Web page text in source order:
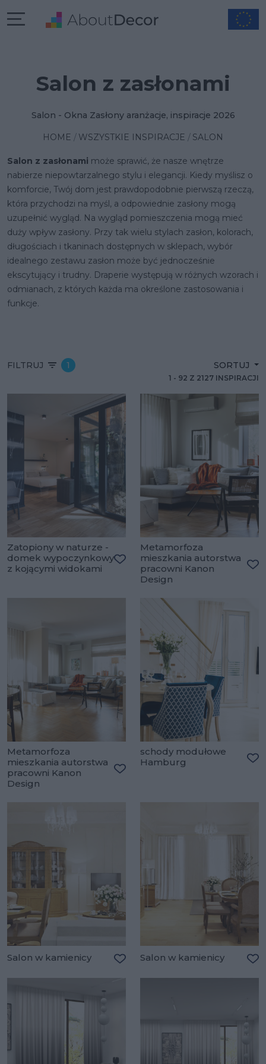
Salon z zasłonami
Salon - Okna Zasłony aranżacje, inspiracje 2026
HOME WSZYSTKIE INSPIRACJE SALON
Salon z zasłonami może sprawić, że nasze wnętrze
nabierze niepowtarzalnego stylu i elegancji. Kiedy myślisz o
komforcie, Twój dom jest prawdopodobnie pierwszą rzeczą,
która przychodzi na myśl, a odpowiednie zasłony mogą
uzupełnić wygląd. Na wygląd pomieszczenia mogą mieć
duży wpływ zasłony. Przy tak wielu stylach zasłon, kolorach,
długościach i tkaninach dostępnych w sklepach, wybór
idealnego zestawu zasłon może być jednocześnie
ekscytujący i trudny. Draperie występują w różnych wzorach i
odmianach, z których każda ma określone zastosowania i
funkcje.
FILTRUJ 1 SORTUJ
1 - 92 Z 2127 INSPIRACJI
Zatopiony w naturze -
domek wypoczynkowy
z kojącymi widokami
Dodaj do ulubionych
Metamorfoza
mieszkania autorstwa
pracowni Kanon
Design
Metamorfoza
mieszkania autorstwa
pracowni Kanon
Design
schody modułowe
Hamburg
Salon w kamienicy Salon w kamienicy